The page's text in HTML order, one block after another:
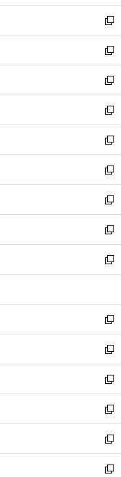
ウ
ィ
ン
ド
ウ
で
開
く
し
い
ウ
ィ
ン
ド
ウ
で
開
く
新
し
い
ウ
ィ
ン
ド
ウ
で
開
く
新
し
い
ウ
ィ
ン
ド
ウ
で
開
く
新
し
い
ウ
ィ
ン
ド
ウ
で
開
く
新
し
い
ウ
ィ
ン
ド
ウ
で
開
く
新
し
い
ウ
ィ
ン
ド
ウ
で
開
新
し
い
ウ
ィ
ン
ド
ウ
開
く
新
し
い
ウ
ィ
ン
ウ
で
開
く
新
し
い
ウ
ン
ド
ウ
で
開
く
新
し
ウ
ィ
ン
ド
ウ
で
開
く
新
し
い
ウ
ィ
ン
ド
ウ
で
開
く
新
し
い
ウ
ィ
ン
ド
ウ
で
新
し
い
ウ
ィ
ン
ド
新
し
い
ウ
ィ
新
し
い
新